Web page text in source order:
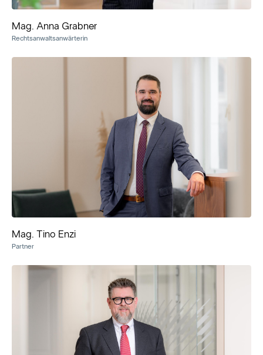
Mag. Anna Grabner
Rechtsanwaltsanwärterin
Mag. Tino Enzi
Partner